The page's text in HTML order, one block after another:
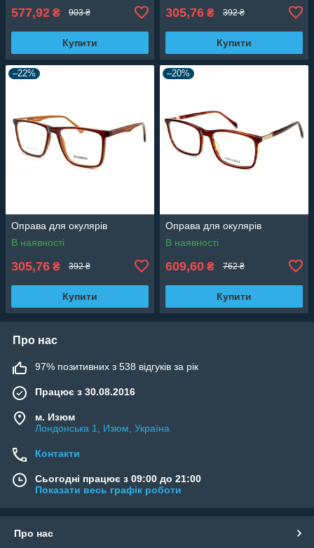
577,92 ₴ 903 ₴
Купити
305,76 ₴ 392 ₴
Купити
–22%
Оправа для окулярів
В наявності
305,76 ₴ 392 ₴
Купити
–20%
Оправа для окулярів
В наявності
609,60 ₴ 762 ₴
Купити
Про нас
97% позитивних з 538 відгуків за рік
Працює з 30.08.2016
м. Изюм
Лондонська 1, Изюм, Україна
Контакти
Сьогодні працює з 09:00 до 21:00
Показати весь графік роботи
Про нас